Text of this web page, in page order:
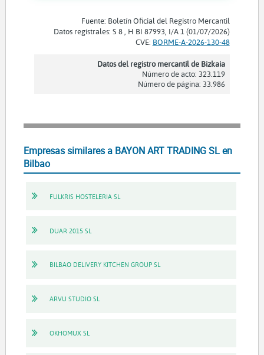
Fuente: Boletín Oficial del Registro Mercantil
Datos registrales: S 8 , H BI 87993, I/A 1 (01/07/2026)
CVE: BORME-A-2026-130-48
Datos del registro mercantil de Bizkaia
Número de acto: 323.119
Número de página: 33.986
Empresas similares a BAYON ART TRADING SL en
Bilbao
FULKRIS HOSTELERIA SL
DUAR 2015 SL
BILBAO DELIVERY KITCHEN GROUP SL
ARVU STUDIO SL
OKHOMUX SL